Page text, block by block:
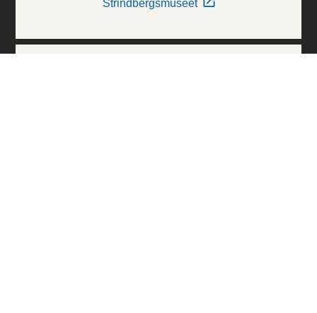
Strindbergsmuseet